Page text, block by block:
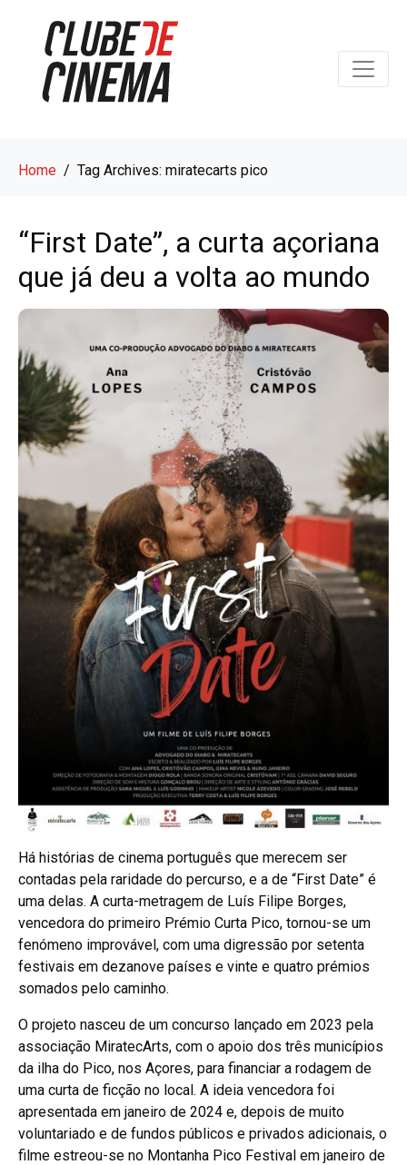
Home Tag Archives: miratecarts pico
“First Date”, a curta açoriana
que já deu a volta ao mundo
Há histórias de cinema português que merecem ser
contadas pela raridade do percurso, e a de “First Date” é
uma delas. A curta-metragem de Luís Filipe Borges,
vencedora do primeiro Prémio Curta Pico, tornou-se um
fenómeno improvável, com uma digressão por setenta
festivais em dezanove países e vinte e quatro prémios
somados pelo caminho.
O projeto nasceu de um concurso lançado em 2023 pela
associação MiratecArts, com o apoio dos três municípios
da ilha do Pico, nos Açores, para financiar a rodagem de
uma curta de ficção no local. A ideia vencedora foi
apresentada em janeiro de 2024 e, depois de muito
voluntariado e de fundos públicos e privados adicionais, o
filme estreou-se no Montanha Pico Festival em janeiro de